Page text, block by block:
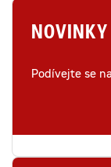
NOVINKY
Podívejte se